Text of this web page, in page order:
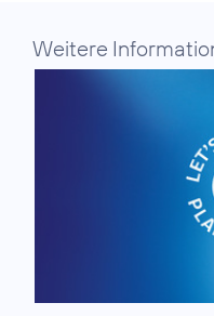
Weitere